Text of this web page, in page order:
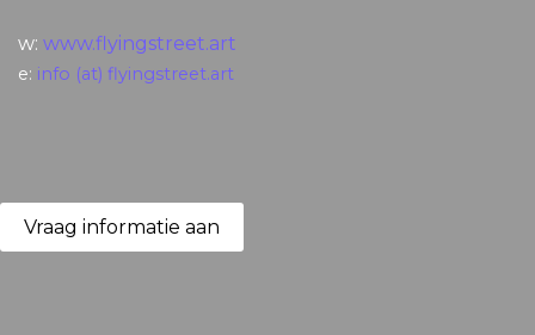
w: www.flyingstreet.art
e: info (at) flyingstreet.art
Vraag informatie aan